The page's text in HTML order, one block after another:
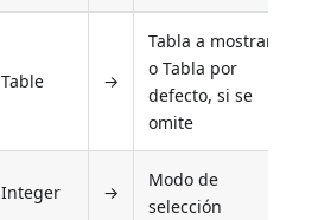
Table →
Tabla a mostrar,
o Tabla por
defecto, si se
omite
Integer →
Modo de
selección